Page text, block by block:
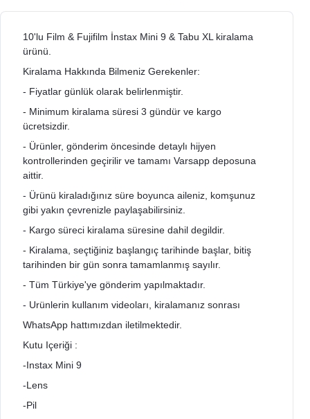
10'lu Film & Fujifilm İnstax Mini 9 & Tabu XL kiralama
ürünü.
Kiralama Hakkında Bilmeniz Gerekenler:
- Fiyatlar günlük olarak belirlenmiştir.
- Minimum kiralama süresi 3 gündür ve kargo
ücretsizdir.
- Ürünler, gönderim öncesinde detaylı hijyen
kontrollerinden geçirilir ve tamamı Varsapp deposuna
aittir.
- Ürünü kiraladığınız süre boyunca aileniz, komşunuz
gibi yakın çevrenizle paylaşabilirsiniz.
- Kargo süreci kiralama süresine dahil degildir.
- Kiralama, seçtiğiniz başlangıç tarihinde başlar, bitiş
tarihinden bir gün sonra tamamlanmış sayılır.
- Tüm Türkiye'ye gönderim yapılmaktadır.
- Urünlerin kullanım videoları, kiralamanız sonrası
WhatsApp hattımızdan iletilmektedir.
Kutu Içeriği :
-Instax Mini 9
-Lens
-Pil